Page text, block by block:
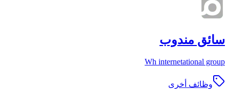
سائق مندوب
Wh internetational group
وظائف أخرى